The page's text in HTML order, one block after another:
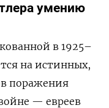
умению
в 1925–
на истинных,
поражения
— евреев